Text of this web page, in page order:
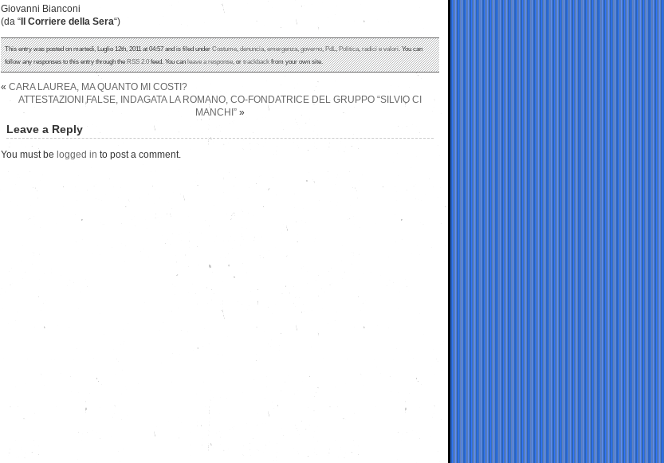
Giovanni Bianconi
(da “ Il Corriere della Sera“)
This entry was posted on martedì, Luglio 12th, 2011 at 04:57 and is filed underCostume,denuncia,emergenza,governo,PdL,Politica,radici e valori. You can
follow any responses to this entry through theRSS 2.0feed. You canleave a response, ortrackbackfrom your own site.
« CARA LAUREA, MA QUANTO MI COSTI?
ATTESTAZIONI FALSE, INDAGATA LA ROMANO, CO-FONDATRICE DEL GRUPPO “SILVIO CI
MANCHI” »
Leave a Reply
You must be logged in to post a comment.